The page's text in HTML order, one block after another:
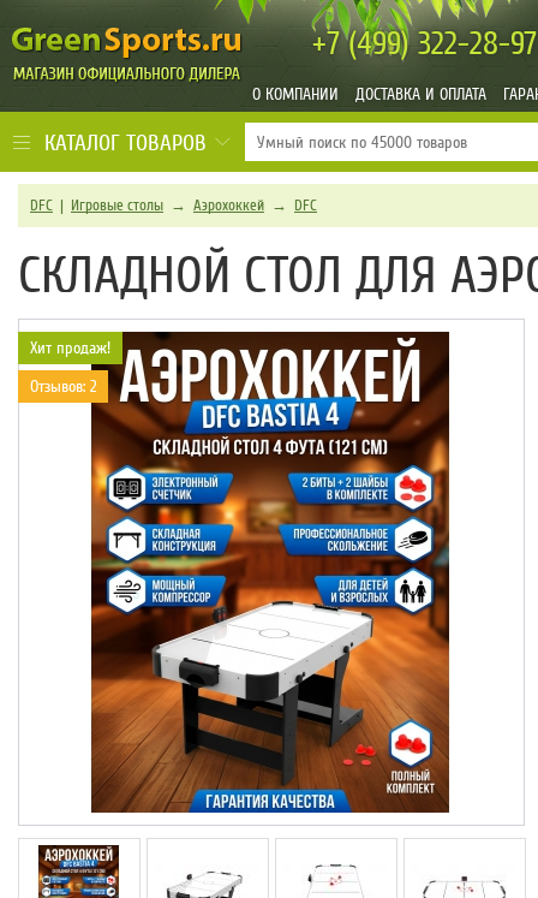
+7 (499)322-28-97
О КОМПАНИИ ДОСТАВКА И ОПЛАТА
КАТАЛОГ ТОВАРОВ
DFC | Игровые столы → Аэрохоккей → DFC
СКЛАДНОЙ СТОЛ ДЛЯ
Хит продаж!
Отзывов: 2